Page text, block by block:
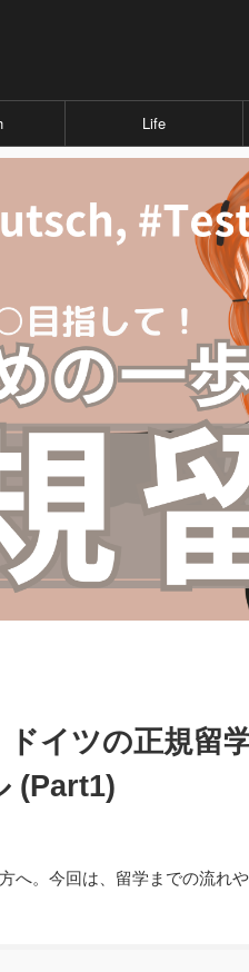
Life
ドイツの正規留
(Part1)
へ。今回は、留学までの流れ